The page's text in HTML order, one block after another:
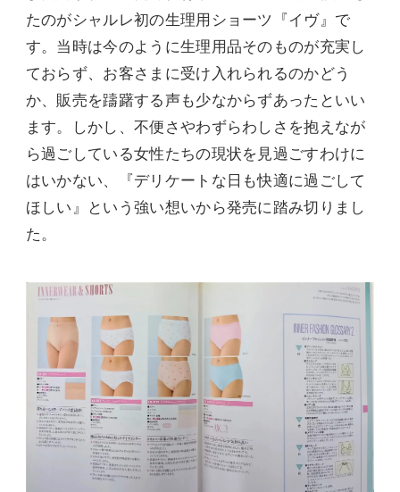
たのがシャルレ初の生理用ショーツ『イヴ』で
す。当時は今のように生理用品そのものが充実し
ておらず、お客さまに受け入れられるのかどう
か、販売を躊躇する声も少なからずあったといい
ます。しかし、不便さやわずらわしさを抱えなが
ら過ごしている女性たちの現状を見過ごすわけに
はいかない、『デリケートな日も快適に過ごして
ほしい』という強い想いから発売に踏み切りまし
た。